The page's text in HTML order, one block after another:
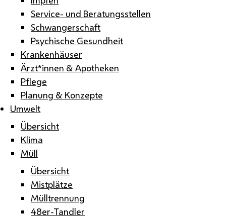
Service- und Beratungsstellen
Schwangerschaft
Psychische Gesundheit
Krankenhäuser
Ärzt*innen & Apotheken
Pflege
Planung & Konzepte
Umwelt
Übersicht
Klima
Müll
Übersicht
Mistplätze
Mülltrennung
48er-Tandler